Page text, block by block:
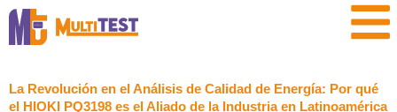
contenido
La Revolución en el Análisis de Calidad de Energía: Por qué
el HIOKI PQ3198 es el Aliado de la Industria en Latinoamérica